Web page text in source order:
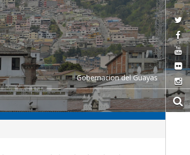
Gobernacion del Guayas